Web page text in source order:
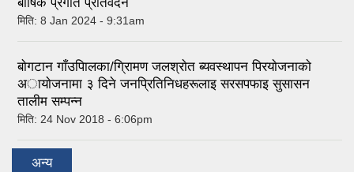
मिति: 8 Jan 2024 - 9:31am
बाेगटान गाँउपािलका/ग्रािमण जलश्राेत ब्यवस्थापन पिरयाेजनाकाे
अायाेजनामा ३ दिने जनप्रितिनिधहरूलाइ सरसपफाइ सुसासन
तालीम सम्पन्न
मिति: 24 Nov 2018 - 6:06pm
अन्य